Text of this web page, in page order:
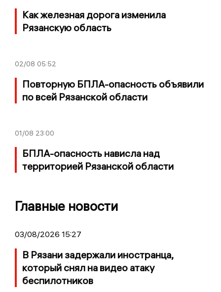
Как железная дорога изменила
Рязанскую область
02/08 05:52
Повторную БПЛА-опасность объявили
по всей Рязанской области
01/08 23:00
БПЛА-опасность нависла над
территорией Рязанской области
Главные новости
03/08/2026 15:27
В Рязани задержали иностранца,
который снял на видео атаку
беспилотников